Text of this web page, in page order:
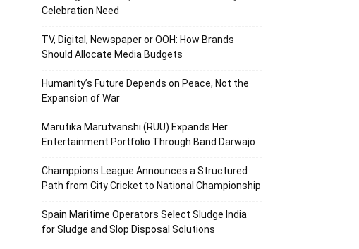
Celebration Need
TV, Digital, Newspaper or OOH: How Brands
Should Allocate Media Budgets
Humanity’s Future Depends on Peace, Not the
Expansion of War
Marutika Marutvanshi (RUU) Expands Her
Entertainment Portfolio Through Band Darwajo
Champpions League Announces a Structured
Path from City Cricket to National Championship
Spain Maritime Operators Select Sludge India
for Sludge and Slop Disposal Solutions